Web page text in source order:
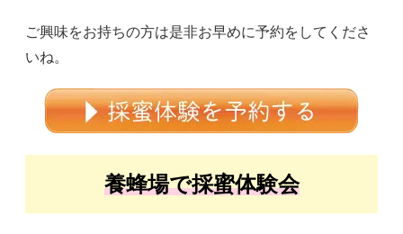
ご興味をお持ちの方は是非お早めに予約をしてくださ
いね。
養蜂場で採蜜体験会